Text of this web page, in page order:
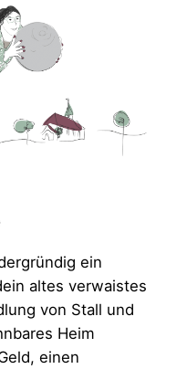
ein
altes verwaistes
von Stall und
Heim
einen